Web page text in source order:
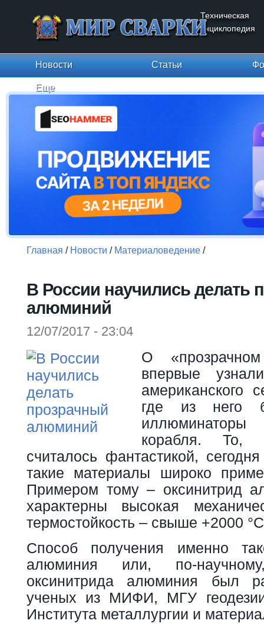
Техническая
энциклопедия
Новости Статьи
Еще
Главная / Новости / Материаловедение /
В России научились делать
алюминий
12/07/2017 - 23:04
О
впервые
американского
где из него
корабля.
считалось фантастикой,
такие материалы широко
Примером тому – оксинитрид
характерны высокая
термостойкость – свыше +2000
Способ получения именно
алюминия или, по-
оксинитрида алюминия был
ученых из МИФИ, МГУ
Института металлургии и